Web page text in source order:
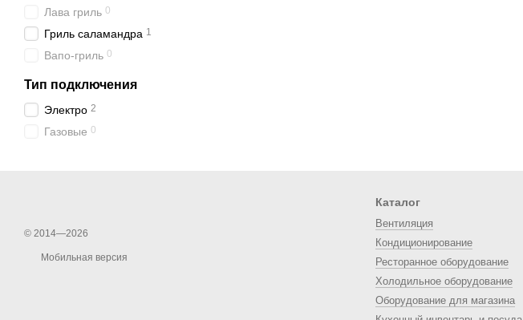
Лава гриль 0
Гриль саламандра 1
Вапо-гриль 0
Тип подключения
Электро 2
Газовые 0
© 2014—2026
Мобильная версия
Каталог
Вентиляция
Кондиционирование
Ресторанное оборудование
Холодильное оборудование
Оборудование для магазина